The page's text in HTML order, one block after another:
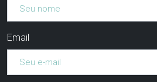
Email